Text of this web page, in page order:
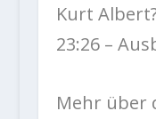
Kurt
23:26 –
Mehr über